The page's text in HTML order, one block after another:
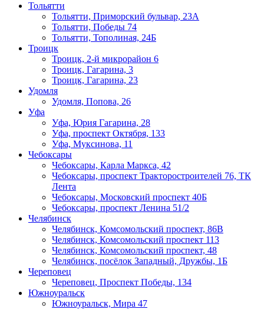
Тольятти
Тольятти, Приморский бульвар, 23А
Тольятти, Победы 74
Тольятти, Тополиная, 24Б
Троицк
Троицк, 2-й микрорайон 6
Троицк, Гагарина, 3
Троицк, Гагарина, 23
Удомля
Удомля, Попова, 26
Уфа
Уфа, Юрия Гагарина, 28
Уфа, проспект Октября, 133
Уфа, Муксинова, 11
Чебоксары
Чебоксары, Карла Маркса, 42
Чебоксары, проспект Тракторостроителей 76, ТК
Лента
Чебоксары, Московский проспект 40Б
Чебоксары, ​проспект Ленина 51/2
Челябинск
Челябинск, Комсомольский проспект, 86В
Челябинск, Комсомольский проспект 113
Челябинск, Комсомольский проспект, 48
Челябинск, посёлок Западный, Дружбы, 1Б
Череповец
Череповец, Проспект Победы, 134
Южноуральск
Южноуральск, Мира 47